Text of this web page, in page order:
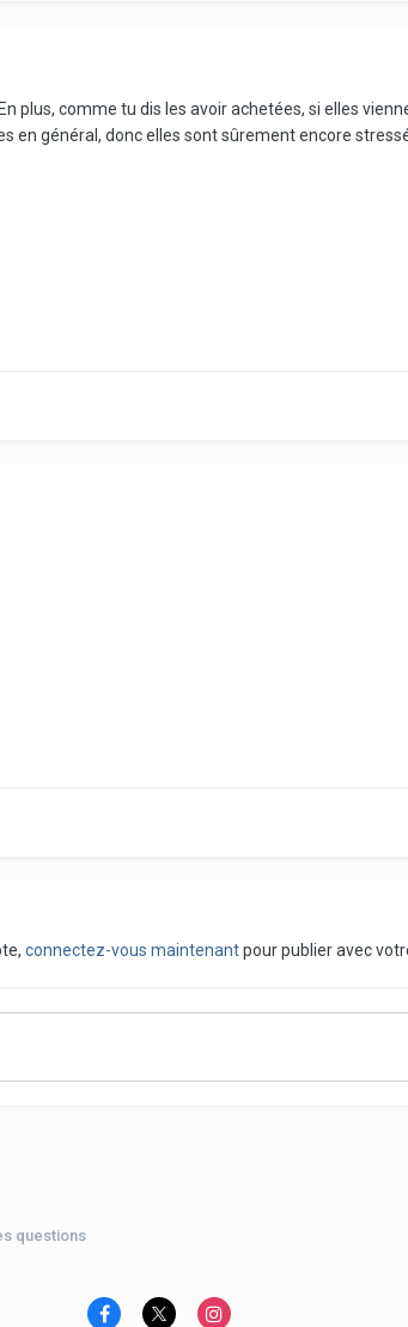
plus, comme tu dis les avoir achetées, si elles
en général, donc elles sont sûrement encore
connectez-vous maintenantpour publier avec
questions